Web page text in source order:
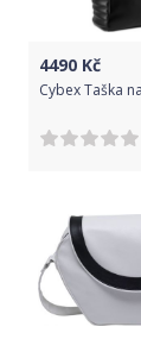
4490 Kč